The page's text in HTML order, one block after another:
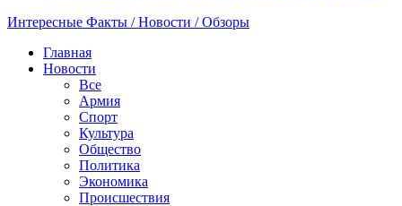
Интересные Факты / Новости / Обзоры
Главная
Новости
Все
Армия
Спорт
Культура
Общество
Политика
Экономика
Происшествия